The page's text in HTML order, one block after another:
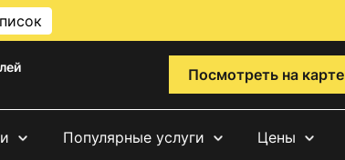
Посмотреть на карте
Популярные услуги Цены